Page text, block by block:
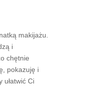
makijażu.
i
chętnie
pokazuję i
ułatwić Ci